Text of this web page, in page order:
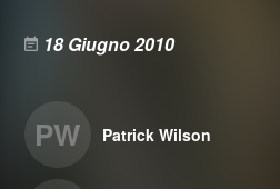
18 Giugno 2010
PW Patrick Wilson